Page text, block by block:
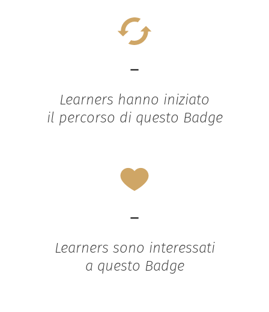
-
Learners hanno iniziato
il percorso di questo Badge
-
Learners sono interessati
a questo Badge